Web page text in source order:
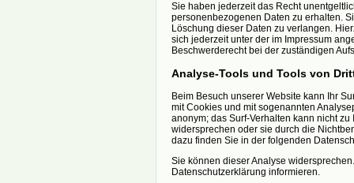
Sie haben jederzeit das Recht
personenbezogenen Daten zu erhalten.
Löschung dieser Daten zu verlangen.
sich jederzeit unter der im Impressum
Beschwerderecht bei der zuständigen
Analyse-Tools und Tools von
Beim Besuch unserer Website kann Ihr
mit Cookies und mit sogenannten
anonym; das Surf-Verhalten kann nicht
widersprechen oder sie durch die
dazu finden Sie in der folgenden
Sie können dieser Analyse
Datenschutzerklärung informieren.